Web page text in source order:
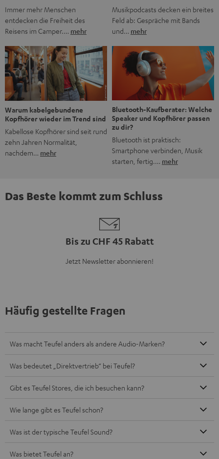
Immer mehr Menschen
entdecken die Freiheit des
Reisens im Camper.… mehr
Musikpodcasts decken ein breites
Feld ab: Gespräche mit Bands
und… mehr
Warum kabelgebundene
Kopfhörer wieder im Trend sind
Kabellose Kopfhörer sind seit rund
zehn Jahren Normalität,
nachdem… mehr
Bluetooth-Kaufberater: Welche
Speaker und Kopfhörer passen
zu dir?
Bluetooth ist praktisch:
Smartphone verbinden, Musik
starten, fertig.… mehr
Das Beste kommt zum Schluss
Bis zu CHF 45 Rabatt
Jetzt Newsletter abonnieren!
Häufig gestellte Fragen
Was macht Teufel anders als andere Audio-Marken?
Was bedeutet „Direktvertrieb“ bei Teufel?
Gibt es Teufel Stores, die ich besuchen kann?
Wie lange gibt es Teufel schon?
Was ist der typische Teufel Sound?
Was bietet Teufel an?